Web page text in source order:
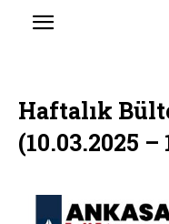
Haftalık
(10.03.2025 –